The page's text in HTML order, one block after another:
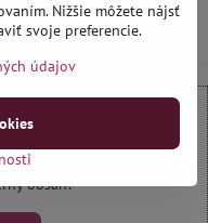
súkromia
obsah?
Nižšie môžete nájsť
svoje preferencie.
údajov